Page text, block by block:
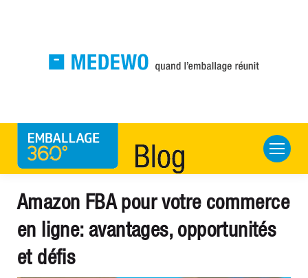
Amazon FBA pour votre commerce
en ligne: avantages, opportunités
et défis